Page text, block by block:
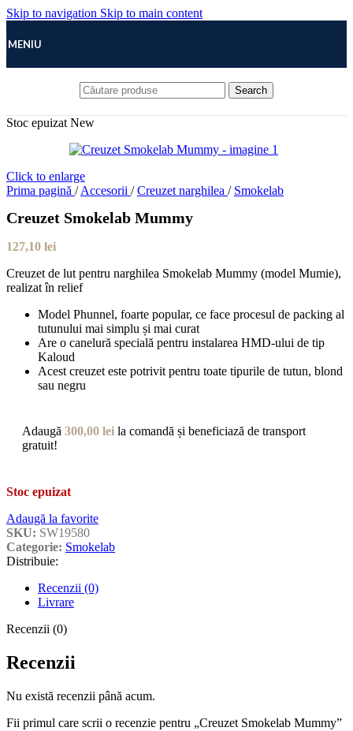
Skip to navigation Skip to main content
MENIU
Search
Stoc epuizat New
Click to enlarge
Prima pagină / Accesorii / Creuzet narghilea / Smokelab
Creuzet Smokelab Mummy
127,10 lei
Creuzet de lut pentru narghilea Smokelab Mummy (model Mumie),
realizat în relief
Model Phunnel, foarte popular, ce face procesul de packing al
tutunului mai simplu și mai curat
Are o canelură specială pentru instalarea HMD-ului de tip
Kaloud
Acest creuzet este potrivit pentru toate tipurile de tutun, blond
sau negru
Adaugă 300,00 lei la comandă și beneficiază de transport
gratuit!
Stoc epuizat
Adaugă la favorite
SKU: SW19580
Categorie: Smokelab
Distribuie:
Recenzii (0)
Livrare
Recenzii (0)
Recenzii
Nu există recenzii până acum.
Fii primul care scrii o recenzie pentru „Creuzet Smokelab Mummy”